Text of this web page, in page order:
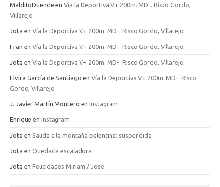
MalditoDuende en Vía la Deportiva V+ 200m. MD-. Risco Gordo,
Villarejo
Jota en Vía la Deportiva V+ 200m. MD-. Risco Gordo, Villarejo
Fran en Vía la Deportiva V+ 200m. MD-. Risco Gordo, Villarejo
Jota en Vía la Deportiva V+ 200m. MD-. Risco Gordo, Villarejo
Elvira García de Santiago en Vía la Deportiva V+ 200m. MD-. Risco
Gordo, Villarejo
J. Javier Martín Montero en Instagram
Enrique en Instagram
Jota en Salida a la montaña palentina: suspendida
Jota en Quedada escaladora
Jota en Felicidades Miriam / Jose